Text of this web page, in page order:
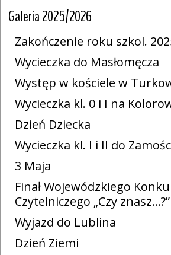
Galeria 2025/2026
Zakończenie roku szkol.
Wycieczka do Masłomęcza
Występ w kościele w
Wycieczka kl. 0 i I na
Dzień Dziecka
Wycieczka kl. I i II do
3 Maja
Finał Wojewódzkiego
Czytelniczego „Czy znasz…?”
Wyjazd do Lublina
Dzień Ziemi